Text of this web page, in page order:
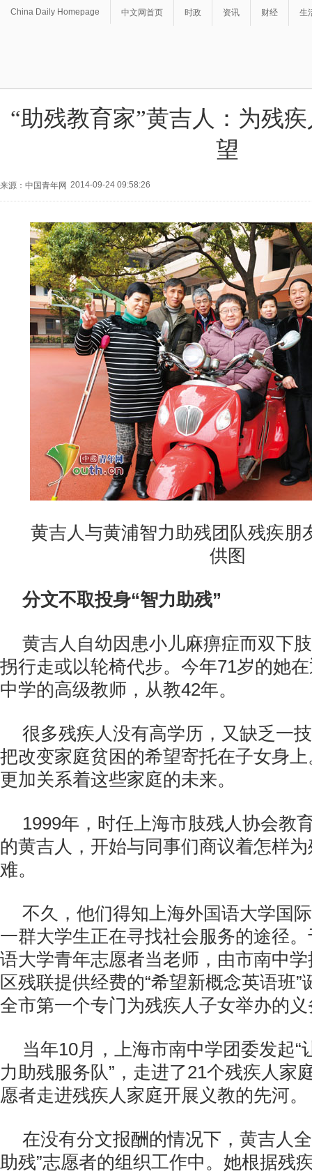
China Daily Homepage 中文网首页 时政 资讯 财经 生
“助残教育家”黄吉人：为残
望
来源：中国青年网 2014-09-24 09:58:26
黄吉人与黄浦智力助残团队残疾朋
供图
分文不取投身“智力助残”
黄吉人自幼因患小儿麻痹症而双下
拐行走或以轮椅代步。今年71岁的她
中学的高级教师，从教42年。
很多残疾人没有高学历，又缺乏一
把改变家庭贫困的希望寄托在子女身
更加关系着这些家庭的未来。
1999年，时任上海市肢残人协会教
的黄吉人，开始与同事们商议着怎样
难。
不久，他们得知上海外国语大学国
一群大学生正在寻找社会服务的途径
语大学青年志愿者当老师，由市南中
区残联提供经费的“希望新概念英语班
全市第一个专门为残疾人子女举办的
当年10月，上海市南中学团委发起
力助残服务队”，走进了21个残疾人家
愿者走进残疾人家庭开展义教的先河。
在没有分文报酬的情况下，黄吉人
助残”志愿者的组织工作中。她根据残